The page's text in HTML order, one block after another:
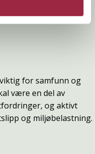
for samfunn og
være en del av
og aktivt
og miljøbelastning.